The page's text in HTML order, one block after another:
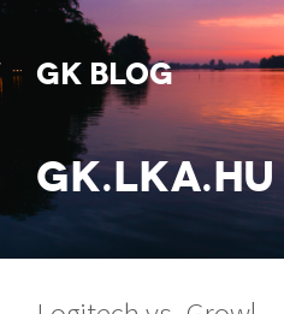
GK BLOG
GK.LKA.HU